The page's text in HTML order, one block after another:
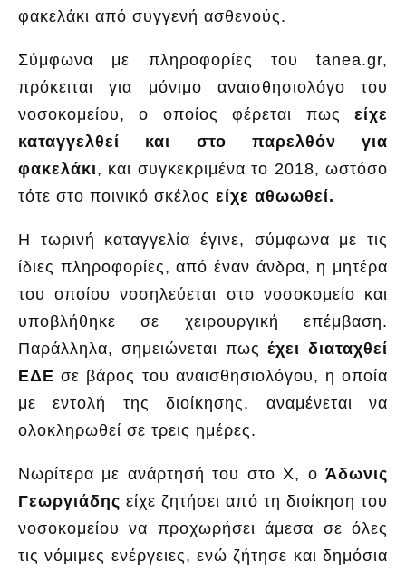
φακελάκι από συγγενή ασθενούς.
Σύμφωνα με πληροφορίες του tanea.gr,
πρόκειται για μόνιμο αναισθησιολόγο του
νοσοκομείου, ο οποίος φέρεται πως είχε
καταγγελθεί και στο παρελθόν για
φακελάκι, και συγκεκριμένα το 2018, ωστόσο
τότε στο ποινικό σκέλος είχε αθωωθεί.
Η τωρινή καταγγελία έγινε, σύμφωνα με τις
ίδιες πληροφορίες, από έναν άνδρα, η μητέρα
του οποίου νοσηλεύεται στο νοσοκομείο και
υποβλήθηκε σε χειρουργική επέμβαση.
Παράλληλα, σημειώνεται πως έχει διαταχθεί
ΕΔΕ σε βάρος του αναισθησιολόγου, η οποία
με εντολή της διοίκησης, αναμένεται να
ολοκληρωθεί σε τρεις ημέρες.
Νωρίτερα με ανάρτησή του στο Χ, ο Άδωνις
Γεωργιάδης είχε ζητήσει από τη διοίκηση του
νοσοκομείου να προχωρήσει άμεσα σε όλες
τις νόμιμες ενέργειες, ενώ ζήτησε και δημόσια